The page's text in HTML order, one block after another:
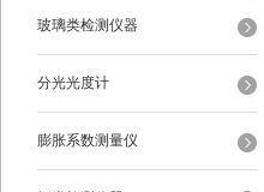
玻璃类检测仪器
分光光度计
膨胀系数测量仪